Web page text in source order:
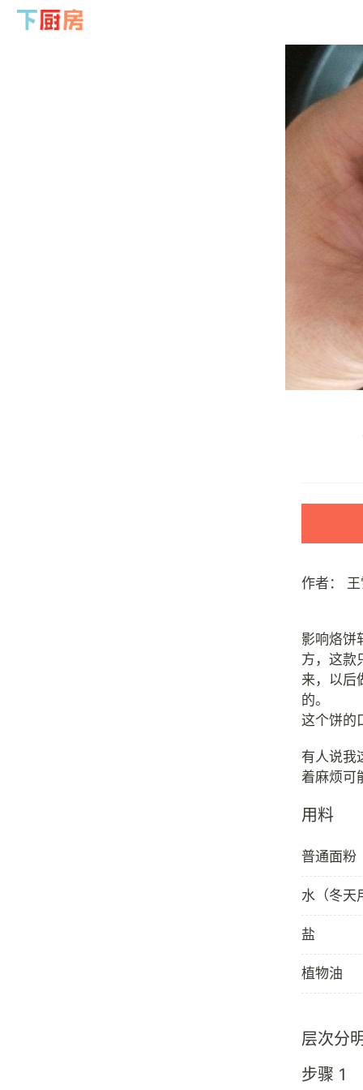
作者：
影响烙饼
方，这款
来，以后
的。
这个饼的
有人说我
用料
普通面粉
水（冬天
盐
植物油
层次分
步骤 1